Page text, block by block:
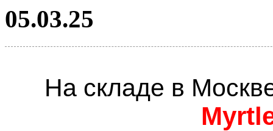
05.03.25
На складе в